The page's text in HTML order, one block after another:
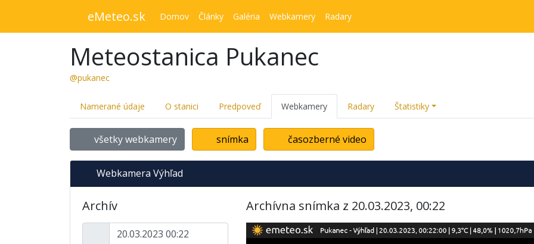
eMeteo.sk Domov Články Galéria Webkamery Radary
Meteostanica Pukanec
@pukanec
Namerané údaje O stanici Predpoveď Webkamery Radary Štatistiky
všetky webkamery snímka časozberné video
Webkamera Výhľad
Archív Archívna snímka z 20.03.2023, 00:22